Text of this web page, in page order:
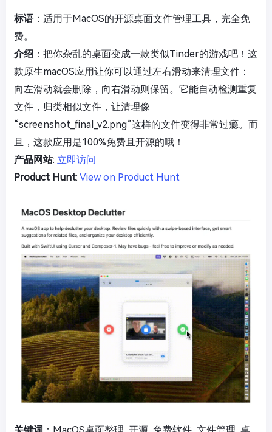
标语：适用于MacOS的开源桌面文件管理工具，完全免
费。
介绍 ：把你杂乱的桌面变成一款类似Tinder的游戏吧！这
款原生macOS应用让你可以通过左右滑动来清理文件：
向左滑动就会删除，向右滑动则保留。它能自动检测重复
文件，归类相似文件，让清理像
“screenshot_final_v2.png”这样的文件变得非常过瘾。而
且，这款应用是100%免费且开源的哦！
产品网站: 立即访问
Product Hunt: View on Product Hunt